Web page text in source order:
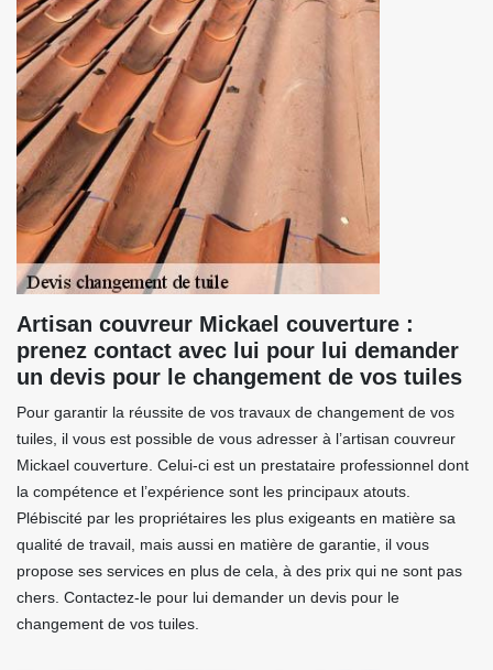
Artisan couvreur Mickael couverture :
prenez contact avec lui pour lui demander
un devis pour le changement de vos tuiles
Pour garantir la réussite de vos travaux de changement de vos
tuiles, il vous est possible de vous adresser à l’artisan couvreur
Mickael couverture. Celui-ci est un prestataire professionnel dont
la compétence et l’expérience sont les principaux atouts.
Plébiscité par les propriétaires les plus exigeants en matière sa
qualité de travail, mais aussi en matière de garantie, il vous
propose ses services en plus de cela, à des prix qui ne sont pas
chers. Contactez-le pour lui demander un devis pour le
changement de vos tuiles.